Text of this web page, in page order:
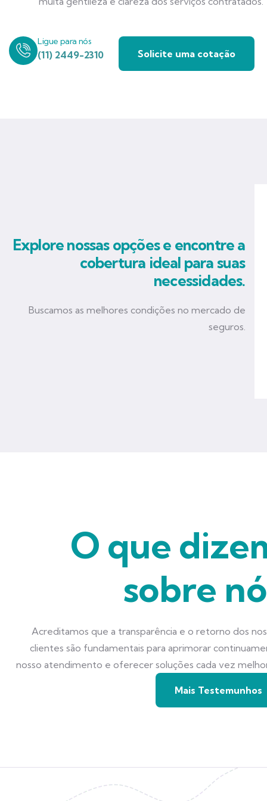
Ligue para nós
(11) 2449-2310 Solicite uma cotação
Explore nossas opções e encontre a
cobertura ideal para suas
necessidades.
Buscamos as melhores condições no mercado de
seguros.
O que
sobre
Acreditamos que a transparência e o retorno dos
clientes são fundamentais para aprimorar
nosso atendimento e oferecer soluções cada vez
Mais Testemunhos